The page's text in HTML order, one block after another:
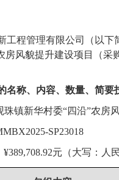
工程管理有限公司 （以下
房风貌提升建设项目 （采
名称、内容、数量、简要
珠镇新华村委“四沿”农房
SP23018
¥389,708.92元（大写： 人